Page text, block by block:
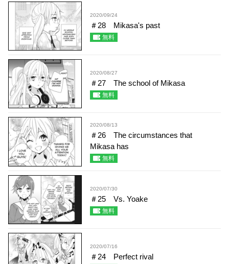
2020/09/24
＃28 Mikasa's past
無料
2020/08/27
＃27 The school of Mikasa
無料
2020/08/13
＃26 The circumstances that
Mikasa has
無料
2020/07/30
＃25 Vs. Yoake
無料
2020/07/16
＃24 Perfect rival